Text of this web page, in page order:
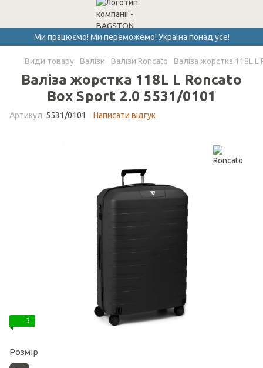
Ми працюємо! Ми переможемо! Україна понад усе!
Види товару Валізи Валізи Roncato Валіза жорстка 118L
Валіза жорстка 118L L Roncato
Box Sport 2.0 5531/0101
Артикул: 5531/0101 Написати відгук
3
Розмір